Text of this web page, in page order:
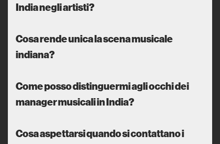
India negli artisti?
Cosa rende unica la scena musicale
indiana?
Come posso distinguermi agli occhi dei
manager musicali in India?
Cosa aspettarsi quando si contattano i